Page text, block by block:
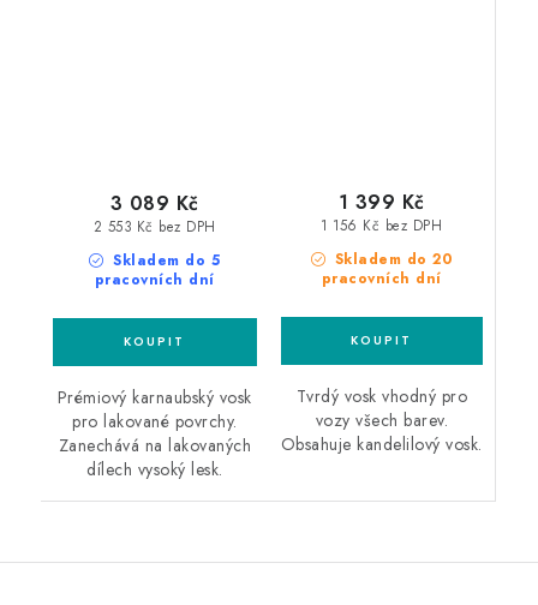
Skladem do 5
pracovních dní
2 553 Kč bez DPH
3 089 Kč
Prémiový karnaubský vosk
pro lakované povrchy.
Zanechává na lakovaných
dílech vysoký lesk.
Skladem do 20
pracovních dní
1 156 Kč bez DPH
1 399 Kč
Tvrdý vosk vhodný pro
vozy všech barev.
Obsahuje kandelilový vosk.